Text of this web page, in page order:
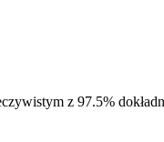
z 97.5%